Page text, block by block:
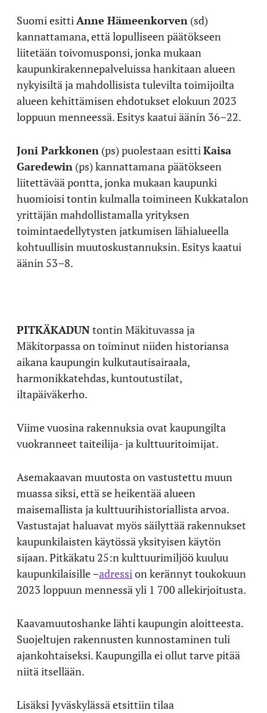
Suomi esittiAnne Hämeenkorven (sd)
kannattamana, että lopulliseen päätökseen
liitetään toivomusponsi, jonka mukaan
kaupunkirakennepalveluissa hankitaan alueen
nykyisiltä ja mahdollisista tulevilta toimijoilta
alueen kehittämisen ehdotukset elokuun 2023
loppuun menneessä. Esitys kaatui äänin 36–22.
Joni Parkkonen (ps) puolestaan esittiKaisa
Garedewin (ps) kannattamana päätökseen
liitettävää pontta, jonka mukaan kaupunki
huomioisi tontin kulmalla toimineen Kukkatalon
yrittäjän mahdollistamalla yrityksen
toimintaedellytysten jatkumisen lähialueella
kohtuullisin muutoskustannuksin. Esitys kaatui
äänin 53–8.
PITKÄKADUNtontin Mäkituvassa ja
Mäkitorpassa on toiminut niiden historiansa
aikana kaupungin kulkutautisairaala,
harmonikkatehdas, kuntoutustilat,
iltapäiväkerho.
Viime vuosina rakennuksia ovat kaupungilta
vuokranneet taiteilija- ja kulttuuritoimijat.
Asemakaavan muutosta on vastustettu muun
muassa siksi, että se heikentää alueen
maisemallista ja kulttuurihistoriallista arvoa.
Vastustajat haluavat myös säilyttää rakennukset
kaupunkilaisten käytössä yksityisen käytön
sijaan. Pitkäkatu 25:n kulttuurimiljöö kuuluu
kaupunkilaisille –adression kerännyt toukokuun
2023 loppuun mennessä yli 1 700 allekirjoitusta.
Kaavamuutoshanke lähti kaupungin aloitteesta.
Suojeltujen rakennusten kunnostaminen tuli
ajankohtaiseksi. Kaupungilla ei ollut tarve pitää
niitä itsellään.
Lisäksi Jyväskylässä etsittiin tilaa